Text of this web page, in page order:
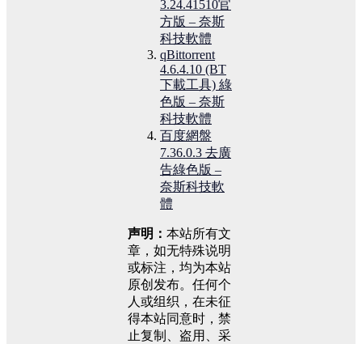
3.24.41510官
方版 – 奈斯
科技軟體
qBittorrent
4.6.4.10 (BT
下載工具) 綠
色版 – 奈斯
科技軟體
百度網盤
7.36.0.3 去廣
告綠色版 –
奈斯科技軟
體
声明： 本站所有文
章，如无特殊说明
或标注，均为本站
原创发布。任何个
人或组织，在未征
得本站同意时，禁
止复制、盗用、采